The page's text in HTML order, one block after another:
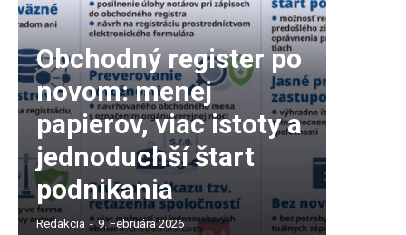
Obchodný register po
novom: menej
papierov, viac istoty a
jednoduchší štart
podnikania
Redakcia - 9. Februára 2026